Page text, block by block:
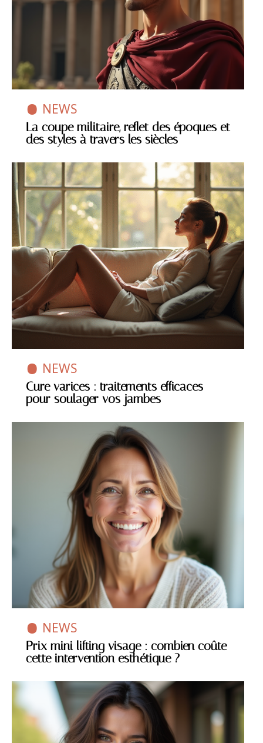
NEWS
La coupe militaire, reflet des époques et
des styles à travers les siècles
NEWS
Cure varices : traitements efficaces
pour soulager vos jambes
NEWS
Prix mini lifting visage : combien coûte
cette intervention esthétique ?